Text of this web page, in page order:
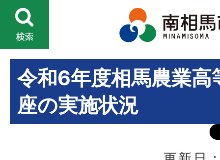
令和6年度相馬農業高
座の実施状況